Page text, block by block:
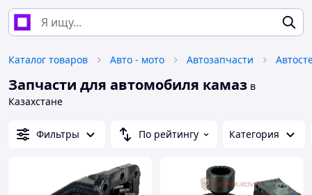
Каталог товаров Авто - мото Автозапчасти
Запчасти для автомобиля камаз в
Казахстане
Фильтры По рейтингу Категория